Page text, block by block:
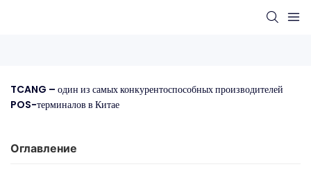
TCANG – один из самых конкурентоспособных производителей
POS-терминалов в Китае
Оглавление